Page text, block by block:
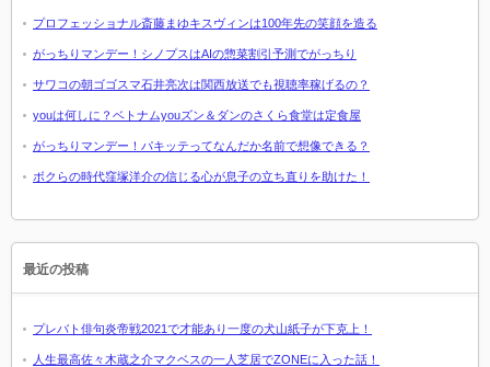
プロフェッショナル斎藤まゆキスヴィンは100年先の笑顔を造る
がっちりマンデー！シノプスはAIの惣菜割引予測でがっちり
サワコの朝ゴゴスマ石井亮次は関西放送でも視聴率稼げるの？
youは何しに？ベトナムyouズン＆ダンのさくら食堂は定食屋
がっちりマンデー！パキッテってなんだか名前で想像できる？
ボクらの時代窪塚洋介の信じる心が息子の立ち直りを助けた！
最近の投稿
プレバト俳句炎帝戦2021で才能あり一度の犬山紙子が下克上！
人生最高佐々木蔵之介マクベスの一人芝居でZONEに入った話！